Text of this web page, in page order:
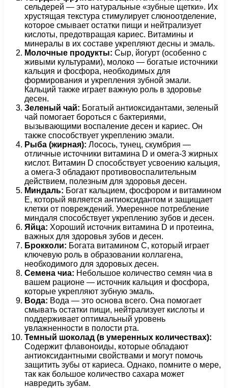
сельдерей — это натуральные «зубные щетки». Их
хрустящая текстура стимулирует слюноотделение,
которое смывает остатки пищи и нейтрализует
кислоты, предотвращая кариес. Витамины и
минералы в их составе укрепляют десны и эмаль.
Молочные продукты: Сыр, йогурт (особенно с
живыми культурами), молоко — богатые источники
кальция и фосфора, необходимых для
формирования и укрепления зубной эмали.
Кальций также играет важную роль в здоровье
десен.
Зеленый чай: Богатый антиоксидантами, зеленый
чай помогает бороться с бактериями,
вызывающими воспаление десен и кариес. Он
также способствует укреплению эмали.
Рыба (жирная): Лосось, тунец, скумбрия —
отличные источники витамина D и омега-3 жирных
кислот. Витамин D способствует усвоению кальция,
а омега-3 обладают противовоспалительным
действием, полезным для здоровья десен.
Миндаль: Богат кальцием, фосфором и витамином
Е, который является антиоксидантом и защищает
клетки от повреждений. Умеренное потребление
миндаля способствует укреплению зубов и десен.
Яйца: Хороший источник витамина D и протеина,
важных для здоровья зубов и десен.
Брокколи: Богата витамином С, который играет
ключевую роль в образовании коллагена,
необходимого для здоровых десен.
Семена чиа: Небольшое количество семян чиа в
вашем рационе — источник кальция и фосфора,
которые укрепляют зубную эмаль.
Вода: Вода — это основа всего. Она помогает
смывать остатки пищи, нейтрализует кислоты и
поддерживает оптимальный уровень
увлажненности в полости рта.
Темный шоколад (в умеренных количествах):
Содержит флавоноиды, которые обладают
антиоксидантными свойствами и могут помочь
защитить зубы от кариеса. Однако, помните о мере,
так как большое количество сахара может
навредить зубам.